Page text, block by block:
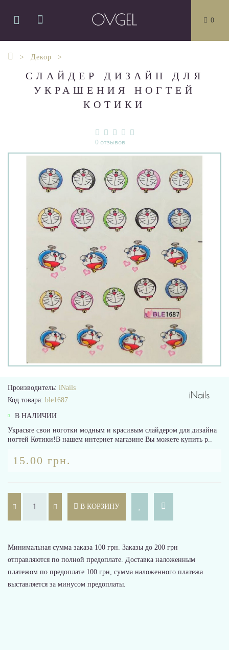
0
Декор
СЛАЙДЕР ДИЗАЙН ДЛЯ
УКРАШЕНИЯ НОГТЕЙ
КОТИКИ
0 отзывов
Производитель: iNails
Код товара: ble1687
В НАЛИЧИИ
Украсьте свои ноготки модным и красивым слайдером для дизайна
ногтей Котики!В нашем интернет магазине Вы можете купить р..
15.00 грн.
В КОРЗИНУ
Минимальная сумма заказа 100 грн. Заказы до 200 грн
отправляются по полной предоплате. Доставка наложенным
платежом по предоплате 100 грн, сумма наложенного платежа
выставляется за минусом предоплаты.